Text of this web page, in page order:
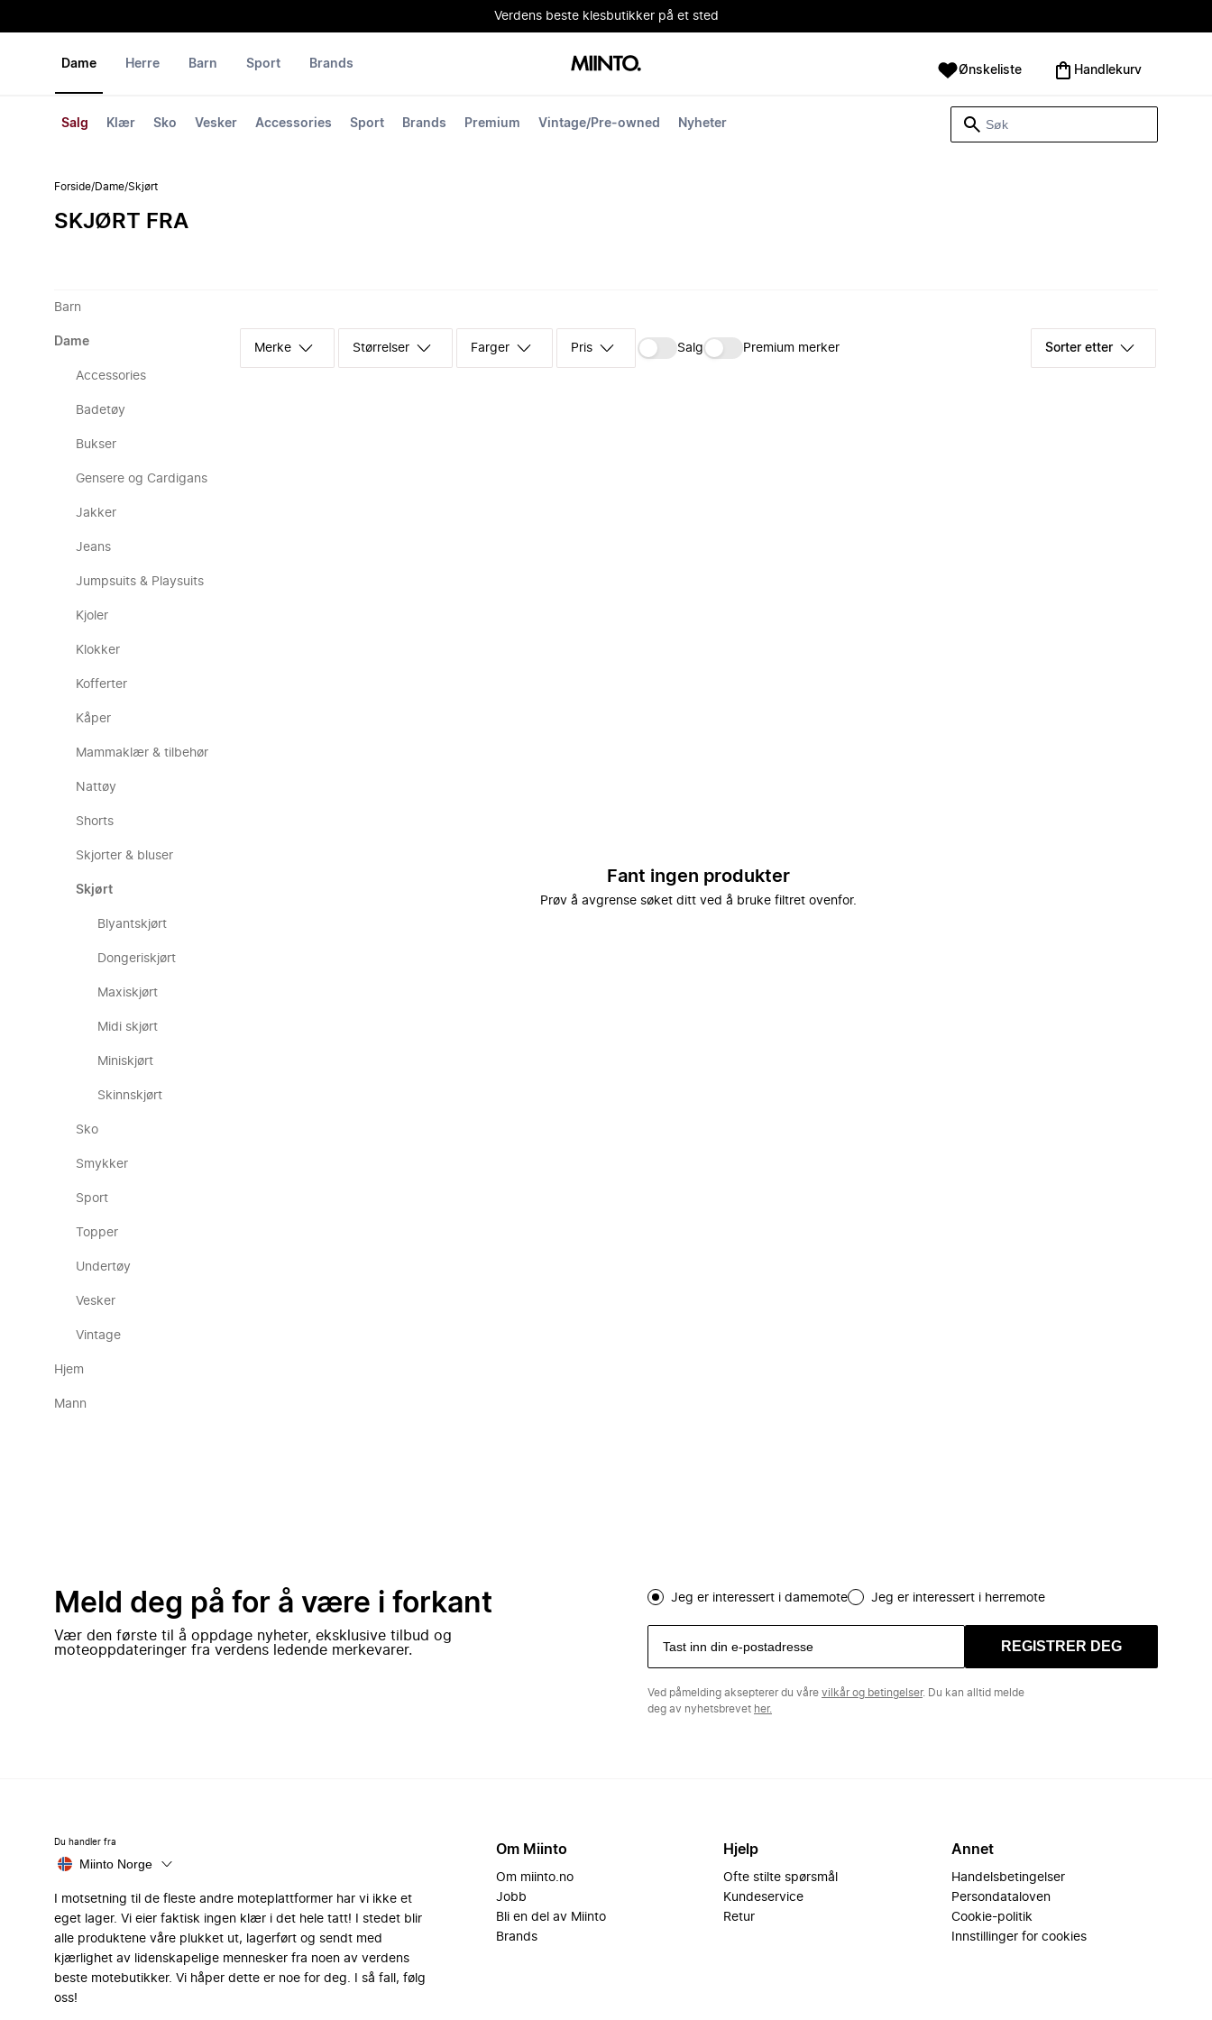
Verdens beste klesbutikker på et sted
Dame
Salg Klær Sko Vesker Accessories Sport Brands Premium Vintage/Pre-owned Nyheter
Herre Barn Sport Brands Ønskeliste Handlekurv
Forside/Dame/Skjørt
SKJØRT FRA
Barn
Dame
Accessories
Badetøy
Bukser
Gensere og Cardigans
Jakker
Jeans
Jumpsuits & Playsuits
Kjoler
Klokker
Kofferter
Kåper
Mammaklær & tilbehør
Nattøy
Shorts
Skjorter & bluser
Skjørt
Blyantskjørt
Dongeriskjørt
Maxiskjørt
Midi skjørt
Miniskjørt
Skinnskjørt
Sko
Smykker
Sport
Topper
Undertøy
Vesker
Vintage
Hjem
Mann
Merke Størrelser Farger Pris Salg Premium merker Sorter etter
Fant ingen produkter
Prøv å avgrense søket ditt ved å bruke filtret ovenfor.
Meld deg på for å være i forkant
Vær den første til å oppdage nyheter, eksklusive tilbud og
moteoppdateringer fra verdens ledende merkevarer.
Jeg er interessert i damemote Jeg er interessert i herremote
REGISTRER DEG
Ved påmelding aksepterer du våre vilkår og betingelser. Du kan alltid melde
deg av nyhetsbrevet her.
Du handler fra
Miinto Norge
I motsetning til de fleste andre moteplattformer har vi ikke et
eget lager. Vi eier faktisk ingen klær i det hele tatt! I stedet blir
alle produktene våre plukket ut, lagerført og sendt med
kjærlighet av lidenskapelige mennesker fra noen av verdens
beste motebutikker. Vi håper dette er noe for deg. I så fall, følg
oss!
Om Miinto
Om miinto.no
Jobb
Bli en del av Miinto
Brands
Hjelp
Ofte stilte spørsmål
Kundeservice
Retur
Annet
Handelsbetingelser
Persondataloven
Cookie-politik
Innstillinger for cookies